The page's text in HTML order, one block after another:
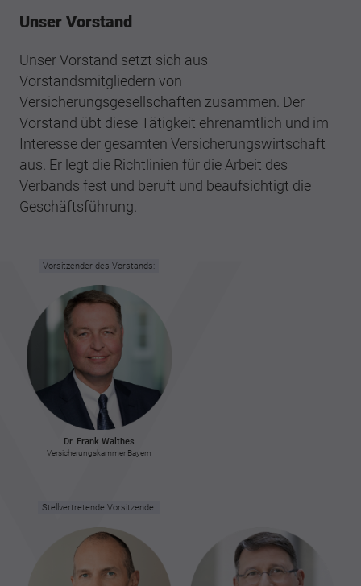
Unser Vorstand
Unser Vorstand setzt sich aus
Vorstandsmitgliedern von
Versicherungsgesellschaften zusammen. Der
Vorstand übt diese Tätigkeit ehrenamtlich und im
Interesse der gesamten Versicherungswirtschaft
aus. Er legt die Richtlinien für die Arbeit des
Verbands fest und beruft und beaufsichtigt die
Geschäftsführung.
Vorsitzender des Vorstands:
Dr. Frank Walthes
Versicherungskammer Bayern
Stellvertretende Vorsitzende: